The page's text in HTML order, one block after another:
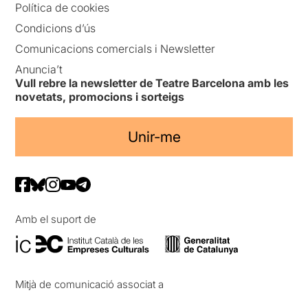
Política de cookies
Condicions d’ús
Comunicacions comercials i Newsletter
Anuncia’t
Vull rebre la newsletter de Teatre Barcelona amb les
novetats, promocions i sorteigs
Unir-me
Amb el suport de
Mitjà de comunicació associat a